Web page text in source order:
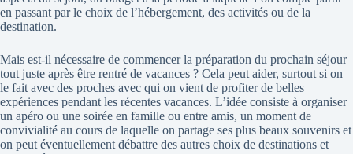
en passant par le choix de l’hébergement, des activités ou de la
destination.
Mais est-il nécessaire de commencer la préparation du prochain séjour
tout juste après être rentré de vacances ? Cela peut aider, surtout si on
le fait avec des proches avec qui on vient de profiter de belles
expériences pendant les récentes vacances. L’idée consiste à organiser
un apéro ou une soirée en famille ou entre amis, un moment de
convivialité au cours de laquelle on partage ses plus beaux souvenirs et
on peut éventuellement débattre des autres choix de destinations et